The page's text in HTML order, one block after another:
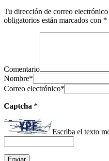
Tu dirección de correo
obligatorios están marcados con *
Comentario
Nombre*
Correo electrónico*
Captcha *
Escriba el texto